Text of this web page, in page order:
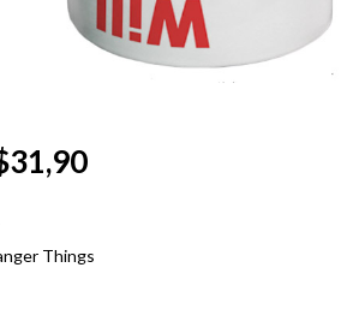
31,90
Things